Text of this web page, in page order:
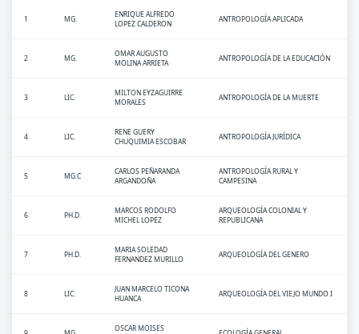
1 MG.
ENRIQUE ALFREDO
LOPEZ CALDERON
ANTROPOLOGÍA APLICADA
2 MG.
OMAR AUGUSTO
MOLINA ARRIETA
ANTROPOLOGÍA DE LA EDUCACIÓN
3 LIC.
MILTON EYZAGUIRRE
MORALES
ANTROPOLOGÍA DE LA MUERTE
4 LIC.
RENE GUERY
CHUQUIMIA ESCOBAR
ANTROPOLOGÍA JURÍDICA
5 MG.C
CARLOS PEÑARANDA
ARGANDOÑA
ANTROPOLOGÍA RURAL Y
CAMPESINA
6 PH.D.
MARCOS RODOLFO
MICHEL LOPEZ
ARQUEOLOGÍA COLONIAL Y
REPUBLICANA
7 PH.D.
MARIA SOLEDAD
FERNANDEZ MURILLO
ARQUEOLOGÍA DEL GENERO
8 LIC.
JUAN MARCELO TICONA
HUANCA
ARQUEOLOGÍA DEL VIEJO MUNDO I
OSCAR MOISES